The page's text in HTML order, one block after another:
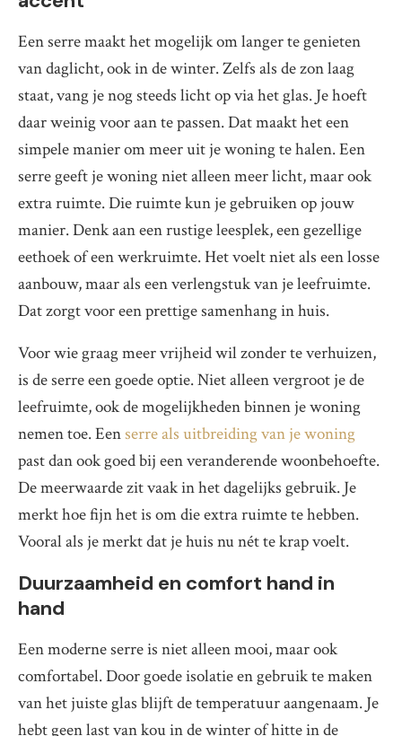
Een serre maakt het mogelijk om langer te genieten
van daglicht, ook in de winter. Zelfs als de zon laag
staat, vang je nog steeds licht op via het glas. Je hoeft
daar weinig voor aan te passen. Dat maakt het een
simpele manier om meer uit je woning te halen. Een
serre geeft je woning niet alleen meer licht, maar ook
extra ruimte. Die ruimte kun je gebruiken op jouw
manier. Denk aan een rustige leesplek, een gezellige
eethoek of een werkruimte. Het voelt niet als een losse
aanbouw, maar als een verlengstuk van je leefruimte.
Dat zorgt voor een prettige samenhang in huis.
Voor wie graag meer vrijheid wil zonder te verhuizen,
is de serre een goede optie. Niet alleen vergroot je de
leefruimte, ook de mogelijkheden binnen je woning
nemen toe. Eenserre als uitbreiding van je woning
past dan ook goed bij een veranderende woonbehoefte.
De meerwaarde zit vaak in het dagelijks gebruik. Je
merkt hoe fijn het is om die extra ruimte te hebben.
Vooral als je merkt dat je huis nu nét te krap voelt.
Duurzaamheid en comfort hand in
hand
Een moderne serre is niet alleen mooi, maar ook
comfortabel. Door goede isolatie en gebruik te maken
van het juiste glas blijft de temperatuur aangenaam. Je
hebt geen last van kou in de winter of hitte in de